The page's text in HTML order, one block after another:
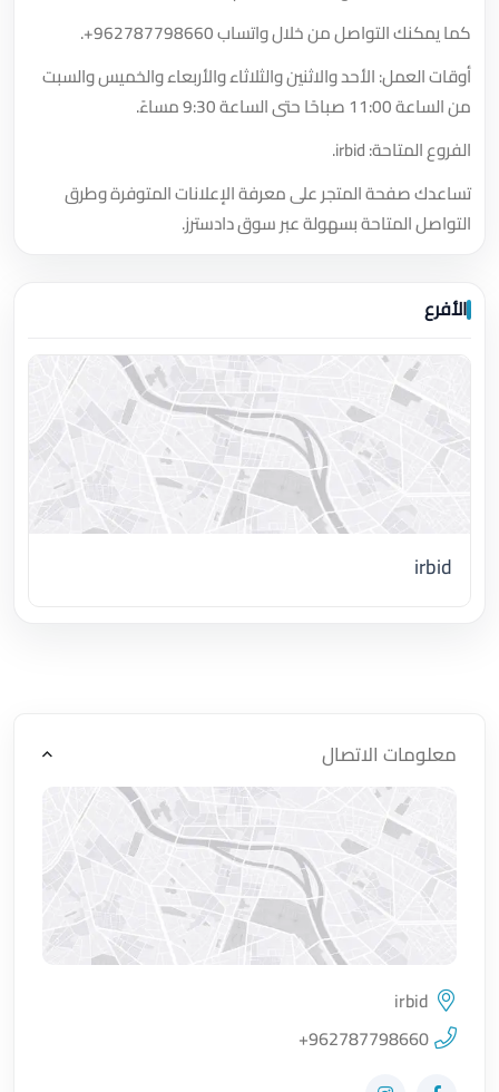
كما يمكنك التواصل من خلال واتساب+962787798660
.
أوقات العمل: الأحد والاثنين والثلاثاء والأربعاء والخميس والسبت
من الساعة 11:00 صباحًا حتى الساعة 9:30 مساءً.
الفروع المتاحة: irbid.
تساعدك صفحة المتجر على معرفة الإعلانات المتوفرة وطرق
التواصل المتاحة بسهولة عبر سوق دادسترز.
الأفرع
irbid
معلومات الاتصال
اضغط لتحميل الموقع
irbid
+962787798660